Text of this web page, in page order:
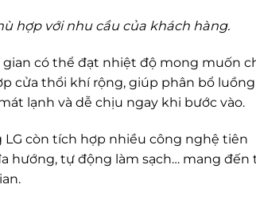
hợp với nhu cầu của khách hàng.
có thể đạt nhiệt độ mong muốn
cửa thổi khí rộng, giúp phân bổ luồng
lạnh và dễ chịu ngay khi bước vào.
còn tích hợp nhiều công nghệ tiên
hướng, tự động làm sạch… mang đến